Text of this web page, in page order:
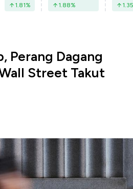
1.81% 1.88% 1.35
Perang Dagang
Street Takut